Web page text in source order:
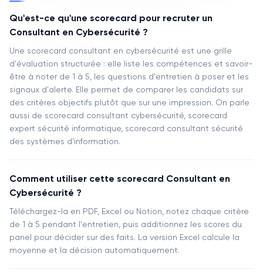
Qu'est-ce qu'une scorecard pour recruter un
Consultant en Cybersécurité ?
Une scorecard consultant en cybersécurité est une grille
d'évaluation structurée : elle liste les compétences et savoir-
être à noter de 1 à 5, les questions d'entretien à poser et les
signaux d'alerte. Elle permet de comparer les candidats sur
des critères objectifs plutôt que sur une impression. On parle
aussi de scorecard consultant cybersécurité, scorecard
expert sécurité informatique, scorecard consultant sécurité
des systèmes d'information.
Comment utiliser cette scorecard Consultant en
Cybersécurité ?
Téléchargez-la en PDF, Excel ou Notion, notez chaque critère
de 1 à 5 pendant l'entretien, puis additionnez les scores du
panel pour décider sur des faits. La version Excel calcule la
moyenne et la décision automatiquement.